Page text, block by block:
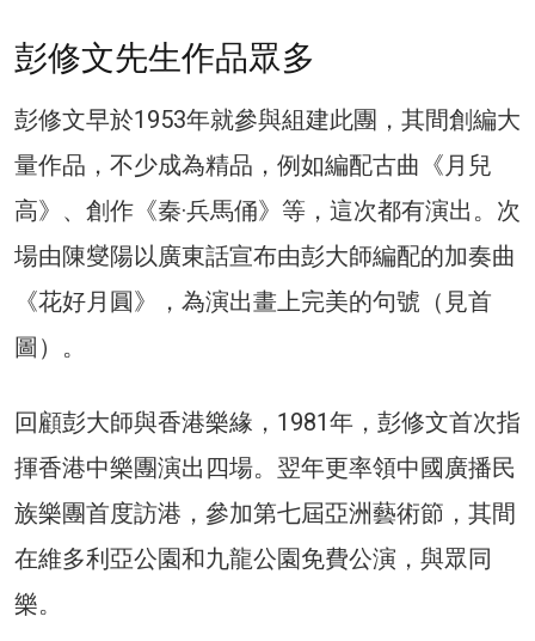
彭修文先生作品眾多
彭修文早於1953年就參與組建此團，其間創編大
量作品，不少成為精品，例如編配古曲《月兒
高》、創作《秦·兵馬俑》等，這次都有演出。次
場由陳燮陽以廣東話宣布由彭大師編配的加奏曲
《花好月圓》，為演出畫上完美的句號（見首
圖）。
回顧彭大師與香港樂緣，1981年，彭修文首次指
揮香港中樂團演出四場。翌年更率領中國廣播民
族樂團首度訪港，參加第七屆亞洲藝術節，其間
在維多利亞公園和九龍公園免費公演，與眾同
樂。